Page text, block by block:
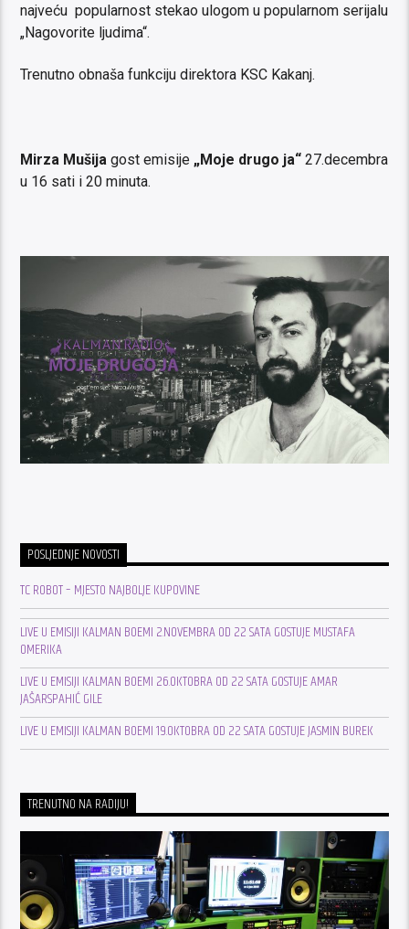
najveću popularnost stekao ulogom u popularnom serijalu
„Nagovorite ljudima“.
Trenutno obnaša funkciju direktora KSC Kakanj.
Mirza Mušijagost emisije „Moje drugo ja“ 27.decembra
u 16 sati i 20 minuta.
POSLJEDNJE NOVOSTI
TC ROBOT – MJESTO NAJBOLJE KUPOVINE
LIVE U EMISIJI KALMAN BOEMI 2.NOVEMBRA OD 22 SATA GOSTUJE MUSTAFA
OMERIKA
LIVE U EMISIJI KALMAN BOEMI 26.OKTOBRA OD 22 SATA GOSTUJE AMAR
JAŠARSPAHIĆ GILE
LIVE U EMISIJI KALMAN BOEMI 19.OKTOBRA OD 22 SATA GOSTUJE JASMIN BUREK
TRENUTNO NA RADIJU!